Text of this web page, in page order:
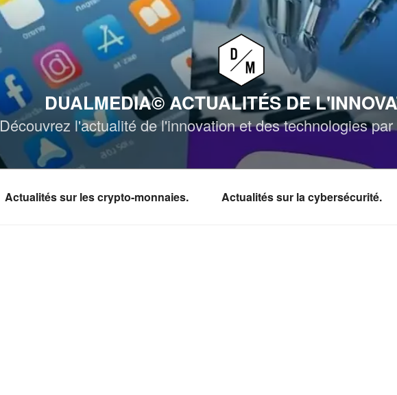
DUALMEDIA© ACTUALITÉS DE
Découvrez l'actualité de l'innovation et des technologies
Actualités sur les crypto-monnaies. Actualités sur la cybersécurité.